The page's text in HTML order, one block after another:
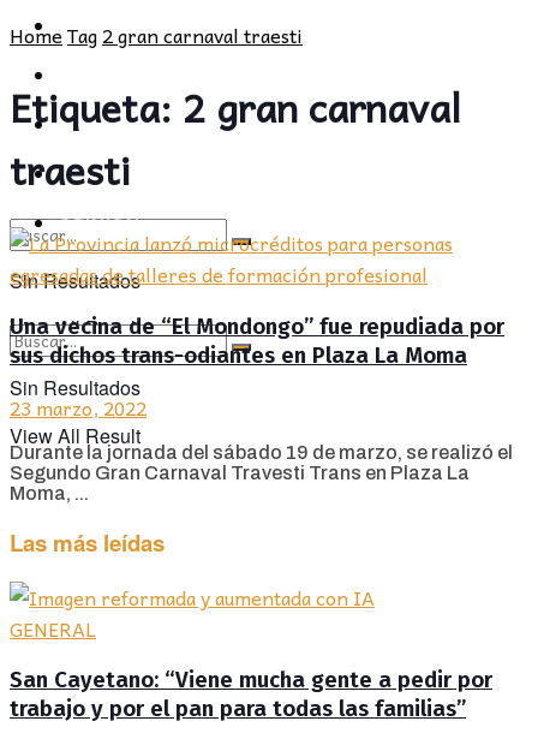
CULTURA
OPINIÓN
Sin Resultados
View All Result
PROVINCIA
SOCIEDAD
CULTURA
OPINIÓN
Sin Resultados
View All Result
HomeTag2 gran carnaval traesti
Etiqueta: 2 gran carnaval
traesti
Una vecina de “El Mondongo” fue repudiada por
sus dichos trans-odiantes en Plaza La Moma
23 marzo, 2022
Durante la jornada del sábado 19 de marzo, se realizó el
Segundo Gran Carnaval Travesti Trans en Plaza La
Moma, ...
Las más leídas
GENERAL
San Cayetano: “Viene mucha gente a pedir por
trabajo y por el pan para todas las familias”